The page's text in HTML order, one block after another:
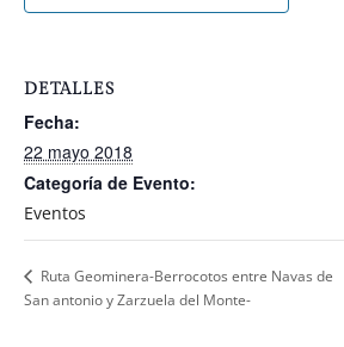
DETALLES
Fecha:
22 mayo 2018
Categoría de Evento:
Eventos
Ruta Geominera-Berrocotos entre Navas de
San antonio y Zarzuela del Monte-